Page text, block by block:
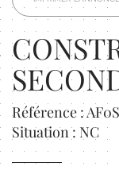
Référence :
Situation : NC